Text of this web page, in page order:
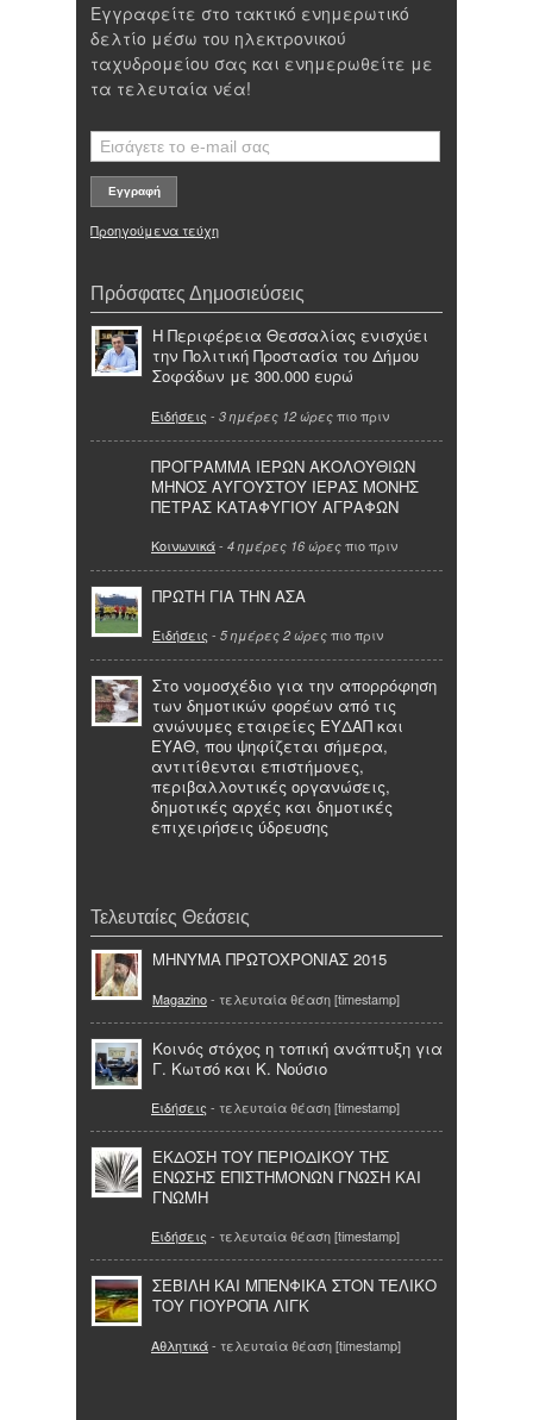
Εγγραφείτε στο τακτικό ενημερωτικό
δελτίο μέσω του ηλεκτρονικού
ταχυδρομείου σας και ενημερωθείτε με
τα τελευταία νέα!
Προηγούμενα τεύχη
Πρόσφατες Δημοσιεύσεις
Η Περιφέρεια Θεσσαλίας ενισχύει
την Πολιτική Προστασία του Δήμου
Σοφάδων με 300.000 ευρώ
Ειδήσεις - 3 ημέρες 12 ώρες πιο πριν
ΠΡΟΓΡΑΜΜΑ ΙΕΡΩΝ ΑΚΟΛΟΥΘΙΩΝ
ΜΗΝΟΣ ΑΥΓΟΥΣΤΟΥ ΙΕΡΑΣ ΜΟΝΗΣ
ΠΕΤΡΑΣ ΚΑΤΑΦΥΓΙΟΥ ΑΓΡΑΦΩΝ
Κοινωνικά- 4 ημέρες 16 ώρες πιο πριν
ΠΡΩΤΗ ΓΙΑ ΤΗΝ ΑΣΑ
Ειδήσεις - 5 ημέρες 2 ώρες πιο πριν
Στο νομοσχέδιο για την απορρόφηση
των δημοτικών φορέων από τις
ανώνυμες εταιρείες ΕΥΔΑΠ και
ΕΥΑΘ, που ψηφίζεται σήμερα,
αντιτίθενται επιστήμονες,
περιβαλλοντικές οργανώσεις,
δημοτικές αρχές και δημοτικές
επιχειρήσεις ύδρευσης
Τελευταίες Θεάσεις
ΜΗΝΥΜΑ ΠΡΩΤΟΧΡΟΝΙΑΣ 2015
Magazino- τελευταία θέαση [timestamp]
Κοινός στόχος η τοπική ανάπτυξη για
Γ. Κωτσό και Κ. Νούσιο
Ειδήσεις - τελευταία θέαση [timestamp]
ΕΚΔΟΣΗ ΤΟΥ ΠΕΡΙΟΔΙΚΟΥ ΤΗΣ
ΕΝΩΣΗΣ ΕΠΙΣΤΗΜΟΝΩΝ ΓΝΩΣΗ ΚΑΙ
ΓΝΩΜΗ
Ειδήσεις - τελευταία θέαση [timestamp]
ΣΕΒΙΛΗ ΚΑΙ ΜΠΕΝΦΙΚΑ ΣΤΟΝ ΤΕΛΙΚΟ
ΤΟΥ ΓΙΟΥΡΟΠΑ ΛΙΓΚ
Αθλητικά- τελευταία θέαση [timestamp]